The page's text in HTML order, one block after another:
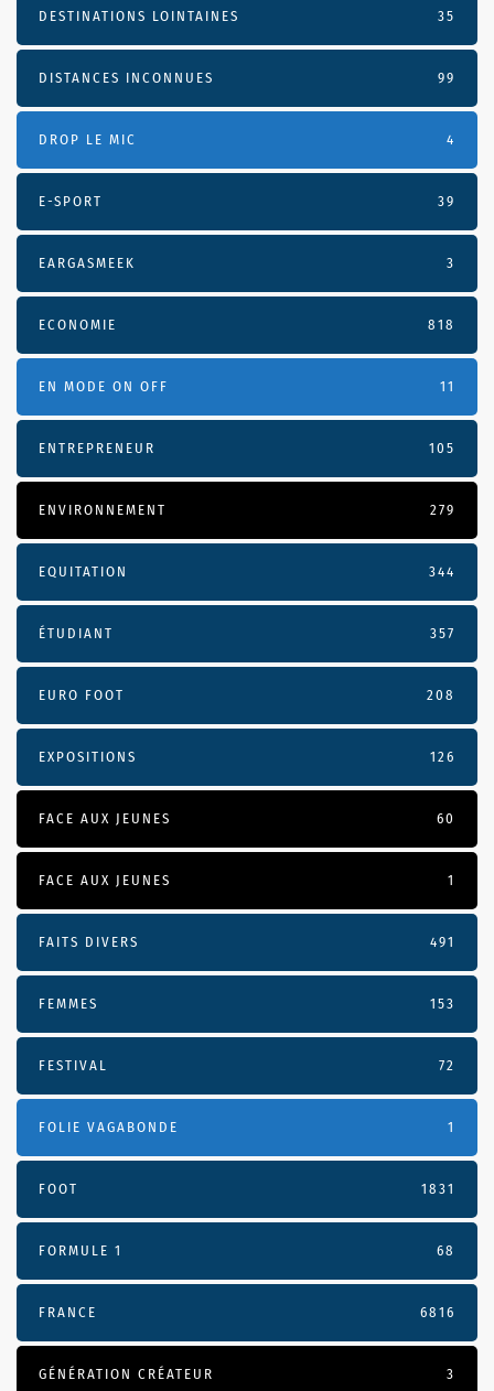
DESTINATIONS LOINTAINES 35
DISTANCES INCONNUES 99
DROP LE MIC 4
E-SPORT 39
EARGASMEEK 3
ECONOMIE 818
EN MODE ON OFF 11
ENTREPRENEUR 105
ENVIRONNEMENT 279
EQUITATION 344
ÉTUDIANT 357
EURO FOOT 208
EXPOSITIONS 126
FACE AUX JEUNES 60
FACE AUX JEUNES 1
FAITS DIVERS 491
FEMMES 153
FESTIVAL 72
FOLIE VAGABONDE 1
FOOT 1831
FORMULE 1 68
FRANCE 6816
GÉNÉRATION CRÉATEUR 3